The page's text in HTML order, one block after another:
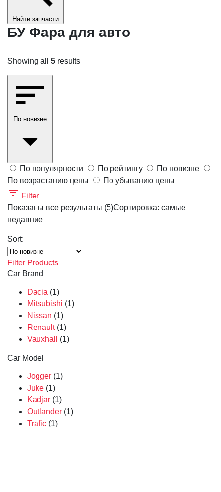
Найти запчасти
БУ Фара для авто
Showing all 5 results
По новизне
По популярности По рейтингу
По новизне
По возрастанию цены
По убыванию цены
Filter
Показаны все результаты (5)Сортировка: самые
недавние
Sort:
Filter Products
Car Brand
Dacia (1)
Mitsubishi (1)
Nissan (1)
Renault (1)
Vauxhall
(1)
Car Model
Jogger (1)
Juke (1)
Kadjar (1)
Outlander (1)
Trafic (1)